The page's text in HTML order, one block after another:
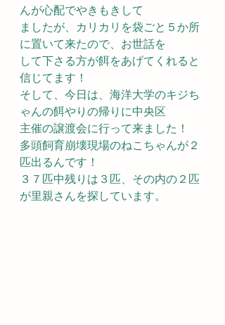
んが心配でやきもきして
ましたが、カリカリを袋ごと５か所
に置いて来たので、お世話を
して下さる方が餌をあげてくれると
信じてます！
そして、今日は、海洋大学のキジち
ゃんの餌やりの帰りに中央区
主催の譲渡会に行って来ました！
多頭飼育崩壊現場のねこちゃんが２
匹出るんです！
３７匹中残りは３匹、その内の２匹
が里親さんを探しています。